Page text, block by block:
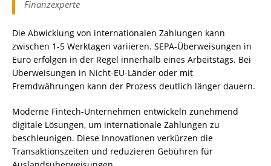
Finanzexperte
Die Abwicklung von internationalen Zahlungen kann
zwischen 1-5 Werktagen variieren. SEPA-Überweisungen in
Euro erfolgen in der Regel innerhalb eines Arbeitstags. Bei
Überweisungen in Nicht-EU-Länder oder mit
Fremdwährungen kann der Prozess deutlich länger dauern.
Moderne Fintech-Unternehmen entwickeln zunehmend
digitale Lösungen, um internationale Zahlungen zu
beschleunigen. Diese Innovationen verkürzen die
Transaktionszeiten und reduzieren Gebühren für